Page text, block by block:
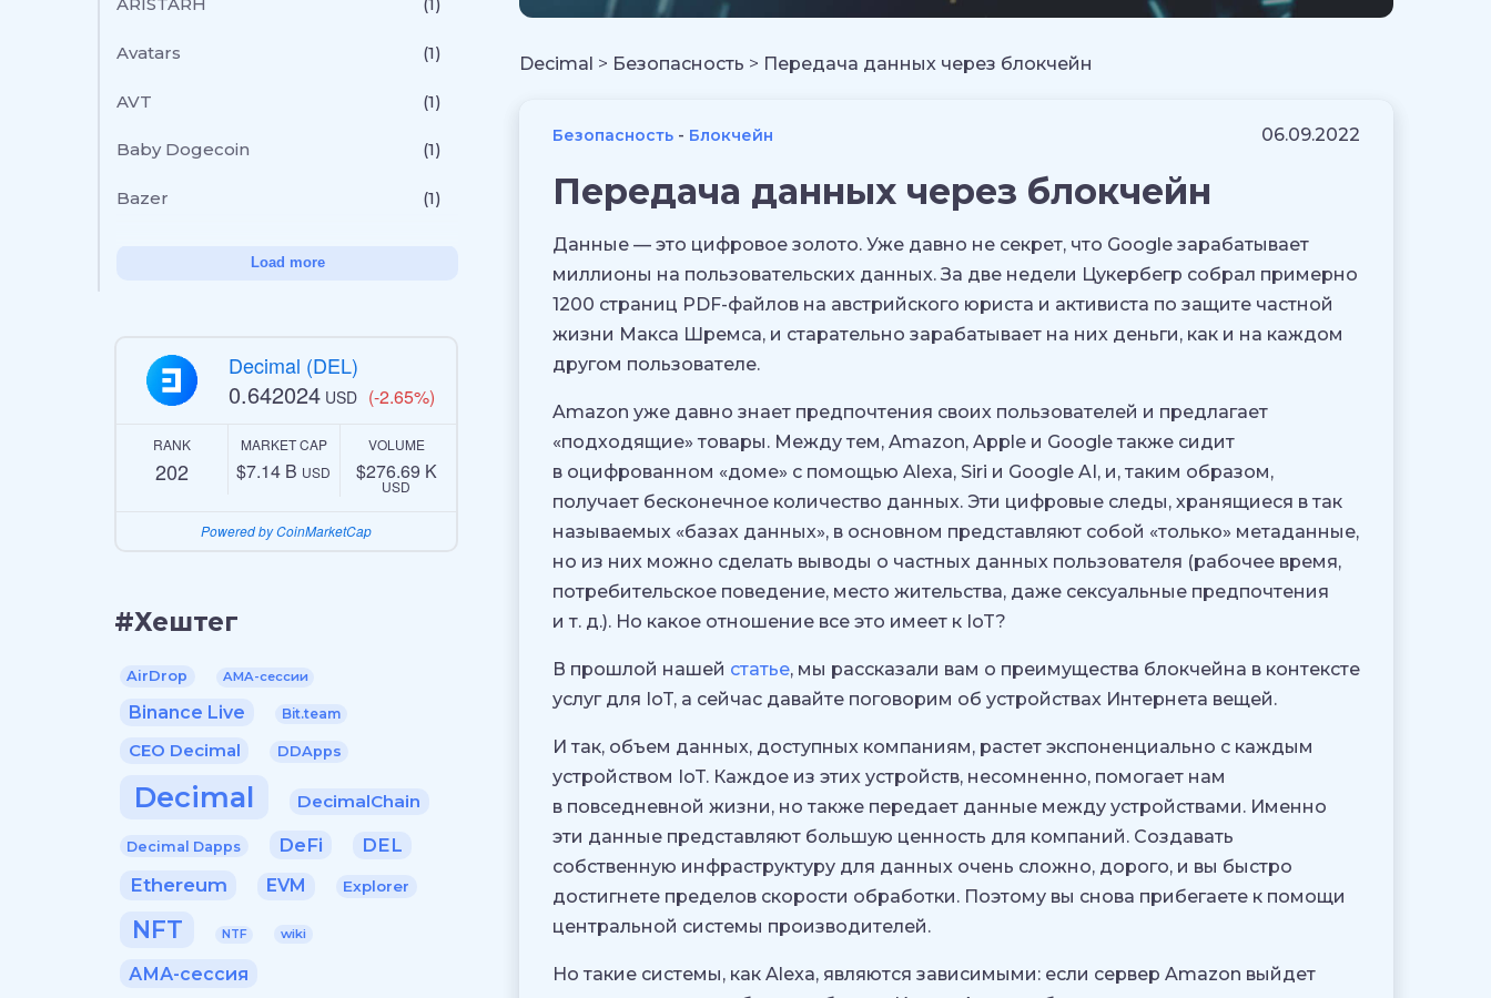
Avatars (1)
AVT (1)
Baby Dogecoin (1)
Bazer (1)
Load more
Decimal (DEL)
0.642024 USD (-2.65%)
RANK
202
MARKET CAP
$7.14 B USD
VOLUME
$276.69 K
USD
Powered by CoinMarketCap
#Хештег
AirDrop AMA-сессии
Binance Live Bit.team
CEO Decimal DDApps
Decimal DecimalChain
Decimal Dapps DeFi DEL
Ethereum EVM Explorer
NFT NTF wiki
АМА-сессия
Decimal > Безопасность > Передача данных через блокчейн
Безопасность Блокчейн 06.09.2022
Передача данных через блокчейн
Данные — это цифровое золото. Уже давно не секрет, что Google зарабатывает
миллионы на пользовательских данных. За две недели Цукербегр собрал примерно
1200 страниц PDF-файлов на австрийского юриста и активиста по защите частной
жизни Макса Шремса, и старательно зарабатывает на них деньги, как и на каждом
другом пользователе.
Amazon уже давно знает предпочтения своих пользователей и предлагает
«подходящие» товары. Между тем, Amazon, Apple и Google также сидит
в оцифрованном «доме» с помощью Alexa, Siri и Google AI, и, таким образом,
получает бесконечное количество данных. Эти цифровые следы, хранящиеся в так
называемых «базах данных», в основном представляют собой «только» метаданные,
но из них можно сделать выводы о частных данных пользователя (рабочее время,
потребительское поведение, место жительства, даже сексуальные предпочтения
и т. д.). Но какое отношение все это имеет к IoT?
В прошлой нашей статье, мы рассказали вам о преимущества блокчейна в контексте
услуг для IoT, а сейчас давайте поговорим об устройствах Интернета вещей.
И так, объем данных, доступных компаниям, растет экспоненциально с каждым
устройством IoT. Каждое из этих устройств, несомненно, помогает нам
в повседневной жизни, но также передает данные между устройствами. Именно
эти данные представляют большую ценность для компаний. Создавать
собственную инфраструктуру для данных очень сложно, дорого, и вы быстро
достигнете пределов скорости обработки. Поэтому вы снова прибегаете к помощи
центральной системы производителей.
Но такие системы, как Alexa, являются зависимыми: если сервер Amazon выйдет